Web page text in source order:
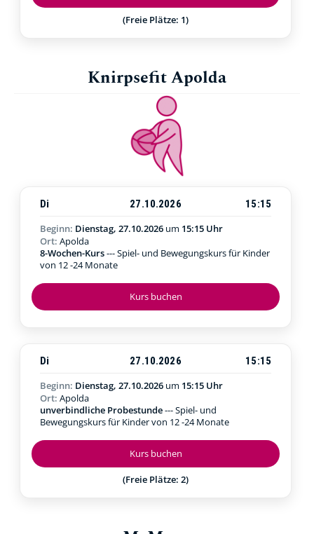
(Freie Plätze: 1)
Knirpsefit Apolda
Kurs buchen
Di 27.10.2026
15:15
Beginn: Dienstag, 27.10.2026 um 15:15 Uhr
Ort: Apolda
8-Wochen-Kurs--- Spiel- und Bewegungskurs für Kinder
von 12 -24 Monate
Kurs buchen
(Freie Plätze: 2)
Di 27.10.2026
15:15
Beginn: Dienstag, 27.10.2026 um 15:15 Uhr
Ort: Apolda
unverbindliche Probestunde--- Spiel- und
Bewegungskurs für Kinder von 12 -24 Monate